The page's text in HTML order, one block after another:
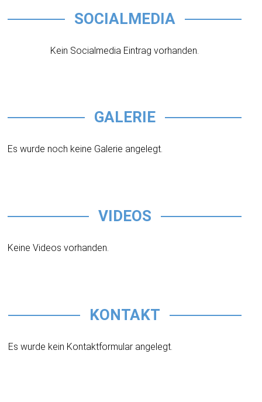
SOCIALMEDIA
Kein Socialmedia Eintrag vorhanden.
GALERIE
Es wurde noch keine Galerie angelegt.
VIDEOS
Keine Videos vorhanden.
KONTAKT
Es wurde kein Kontaktformular angelegt.